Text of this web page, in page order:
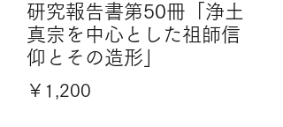
研究報告書第50冊「浄土
真宗を中心とした祖師信
仰とその造形」
￥1,200